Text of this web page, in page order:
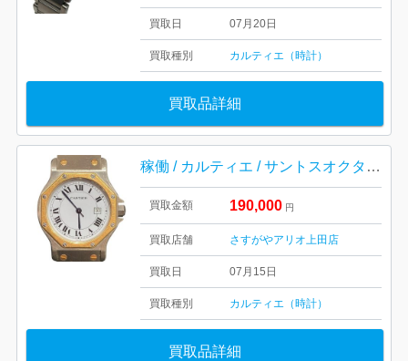
買取日 07月20日
買取種別 カルティエ（時計）
買取品詳細
稼働 / カルティエ / サントスオクタゴンLM / 傷
買取金額 190,000 円
買取店舗 さすがやアリオ上田店
買取日 07月15日
買取種別 カルティエ（時計）
買取品詳細